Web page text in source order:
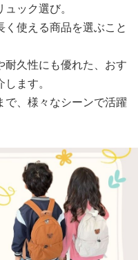
ック選び。
使える商品を選ぶこと
耐久性にも優れた、おす
ます。
、様々なシーンで活躍